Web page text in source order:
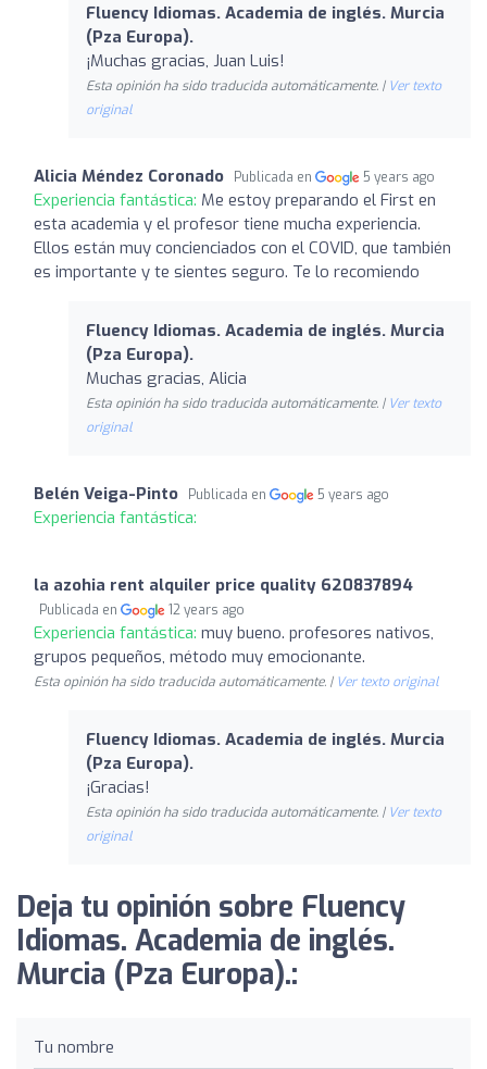
Fluency Idiomas. Academia de inglés. Murcia
(Pza Europa).
¡Muchas gracias, Juan Luis!
Esta opinión ha sido traducida automáticamente. | Ver texto
original
Alicia Méndez Coronado Publicada en 5 years ago
Experiencia fantástica: Me estoy preparando el First en
esta academia y el profesor tiene mucha experiencia.
Ellos están muy concienciados con el COVID, que también
es importante y te sientes seguro. Te lo recomiendo
Fluency Idiomas. Academia de inglés. Murcia
(Pza Europa).
Muchas gracias, Alicia
Esta opinión ha sido traducida automáticamente. | Ver texto
original
Belén Veiga-Pinto Publicada en 5 years ago
Experiencia fantástica:
la azohia rent alquiler price quality 620837894
Publicada en 12 years ago
Experiencia fantástica: muy bueno. profesores nativos,
grupos pequeños, método muy emocionante.
Esta opinión ha sido traducida automáticamente. | Ver texto original
Fluency Idiomas. Academia de inglés. Murcia
(Pza Europa).
¡Gracias!
Esta opinión ha sido traducida automáticamente. | Ver texto
original
Deja tu opinión sobre Fluency
Idiomas. Academia de inglés.
Murcia (Pza Europa).:
Tu nombre